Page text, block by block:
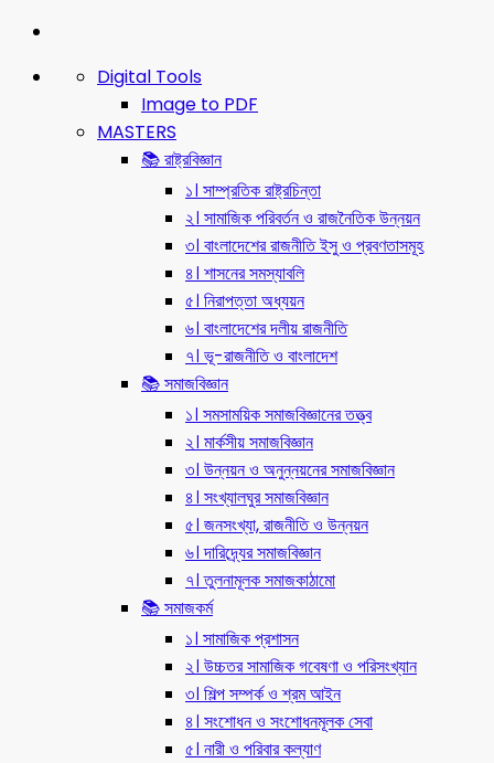
Digital Tools
Image to PDF
MASTERS
📚 রাষ্ট্রবিজ্ঞান
১। সাম্প্রতিক রাষ্ট্রচিন্তা
২। সামাজিক পরিবর্তন ও রাজনৈতিক উন্নয়ন
৩। বাংলাদেশের রাজনীতি ইসু ও প্রবণতাসমূহ
৪। শাসনের সমস্যাবলি
৫। নিরাপত্তা অধ্যয়ন
৬। বাংলাদেশের দলীয় রাজনীতি
৭। ভূ-রাজনীতি ও বাংলাদেশ
📚 সমাজবিজ্ঞান
১। সমসাময়িক সমাজবিজ্ঞানের তত্ত্ব
২। মার্কসীয় সমাজবিজ্ঞান
৩। উন্নয়ন ও অনুন্নয়নের সমাজবিজ্ঞান
৪। সংখ্যালঘুর সমাজবিজ্ঞান
৫। জনসংখ্যা, রাজনীতি ও উন্নয়ন
৬। দারিদ্র্যের সমাজবিজ্ঞান
৭। তুলনামূলক সমাজকাঠামো
📚 সমাজকর্ম
১। সামাজিক প্রশাসন
২। উচ্চতর সামাজিক গবেষণা ও পরিসংখ্যান
৩। শিল্প সম্পর্ক ও শ্রম আইন
৪। সংশোধন ও সংশোধনমূলক সেবা
৫। নারী ও পরিবার কল্যাণ